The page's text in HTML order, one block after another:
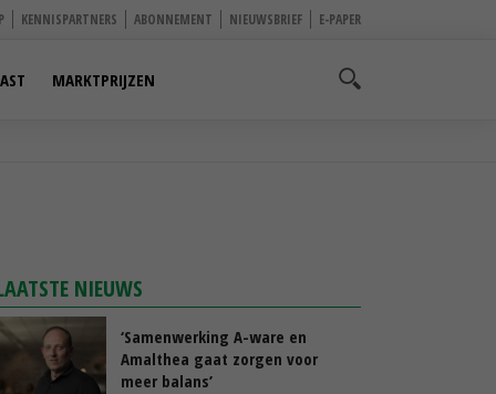
KENNISPARTNERS ABONNEMENT NIEUWSBRIEF E-PAPER
MARKTPRIJZEN
NIEUWS
‘Samenwerking A-ware en
Amalthea gaat zorgen voor
meer balans’